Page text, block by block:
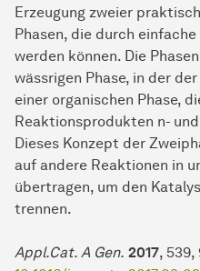
Erzeugung zweier
Phasen, die durch
werden können. Die
wässrigen Phase, in der
einer organischen Phase,
Reaktionsprodukten n-
Dieses Konzept der
auf andere Reaktionen in
übertragen, um den
trennen.
Appl.Cat. A Gen. 2017, 539,